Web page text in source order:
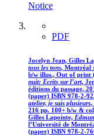
Notice
PDF
Jocelyn Jean, Gilles
tous les tons, Montréal
b/w illus., Out of print
nuit: Écrits sur l’art,
éditions du passage,
(paper) ISBN 978-2-
atelier, je suis plusieurs,
216 pp. 100+ b/w &
Gilles Lapointe,
l’Université de
(paper) ISBN 978-2-